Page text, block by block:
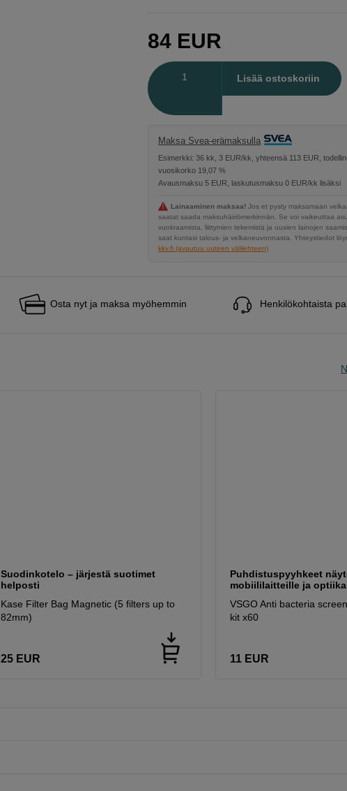
84 EUR
Lisää ostoskoriin
Maksa Svea-erämaksulla
Esimerkki: 36 kk, 3 EUR/kk, yhteensä 113 EUR,
vuosikorko 19,07 %
Avausmaksu 5 EUR, laskutusmaksu 0 EUR/kk lisäksi
Lainaaminen maksaa! Jos et pysty maksamaan
saatat saada maksuhäiriömerkinnän. Se voi vaikeuttaa
vuokraamista, liittymien tekemistä ja uusien lainojen
saat kuntasi talous- ja velkaneuvonnasta. Yhteystiedot
kkv.fi (avautuu uuteen välilehteen)
Osta nyt ja maksa myöhemmin Henkilökohtaista
Suodinkotelo – järjestä suotimet
helposti
Kase Filter Bag Magnetic (5 filters up to
82mm)
25 EUR
Puhdistuspyyhkeet
mobiililaitteille ja
VSGO Anti bacteria
kit x60
11 EUR